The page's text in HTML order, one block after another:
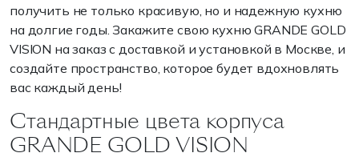
получить не только красивую, но и надежную кухню
на долгие годы. Закажите свою кухню GRANDE GOLD
VISION на заказ с доставкой и установкой в Москве, и
создайте пространство, которое будет вдохновлять
вас каждый день!
Стандартные цвета корпуса
GRANDE GOLD VISION